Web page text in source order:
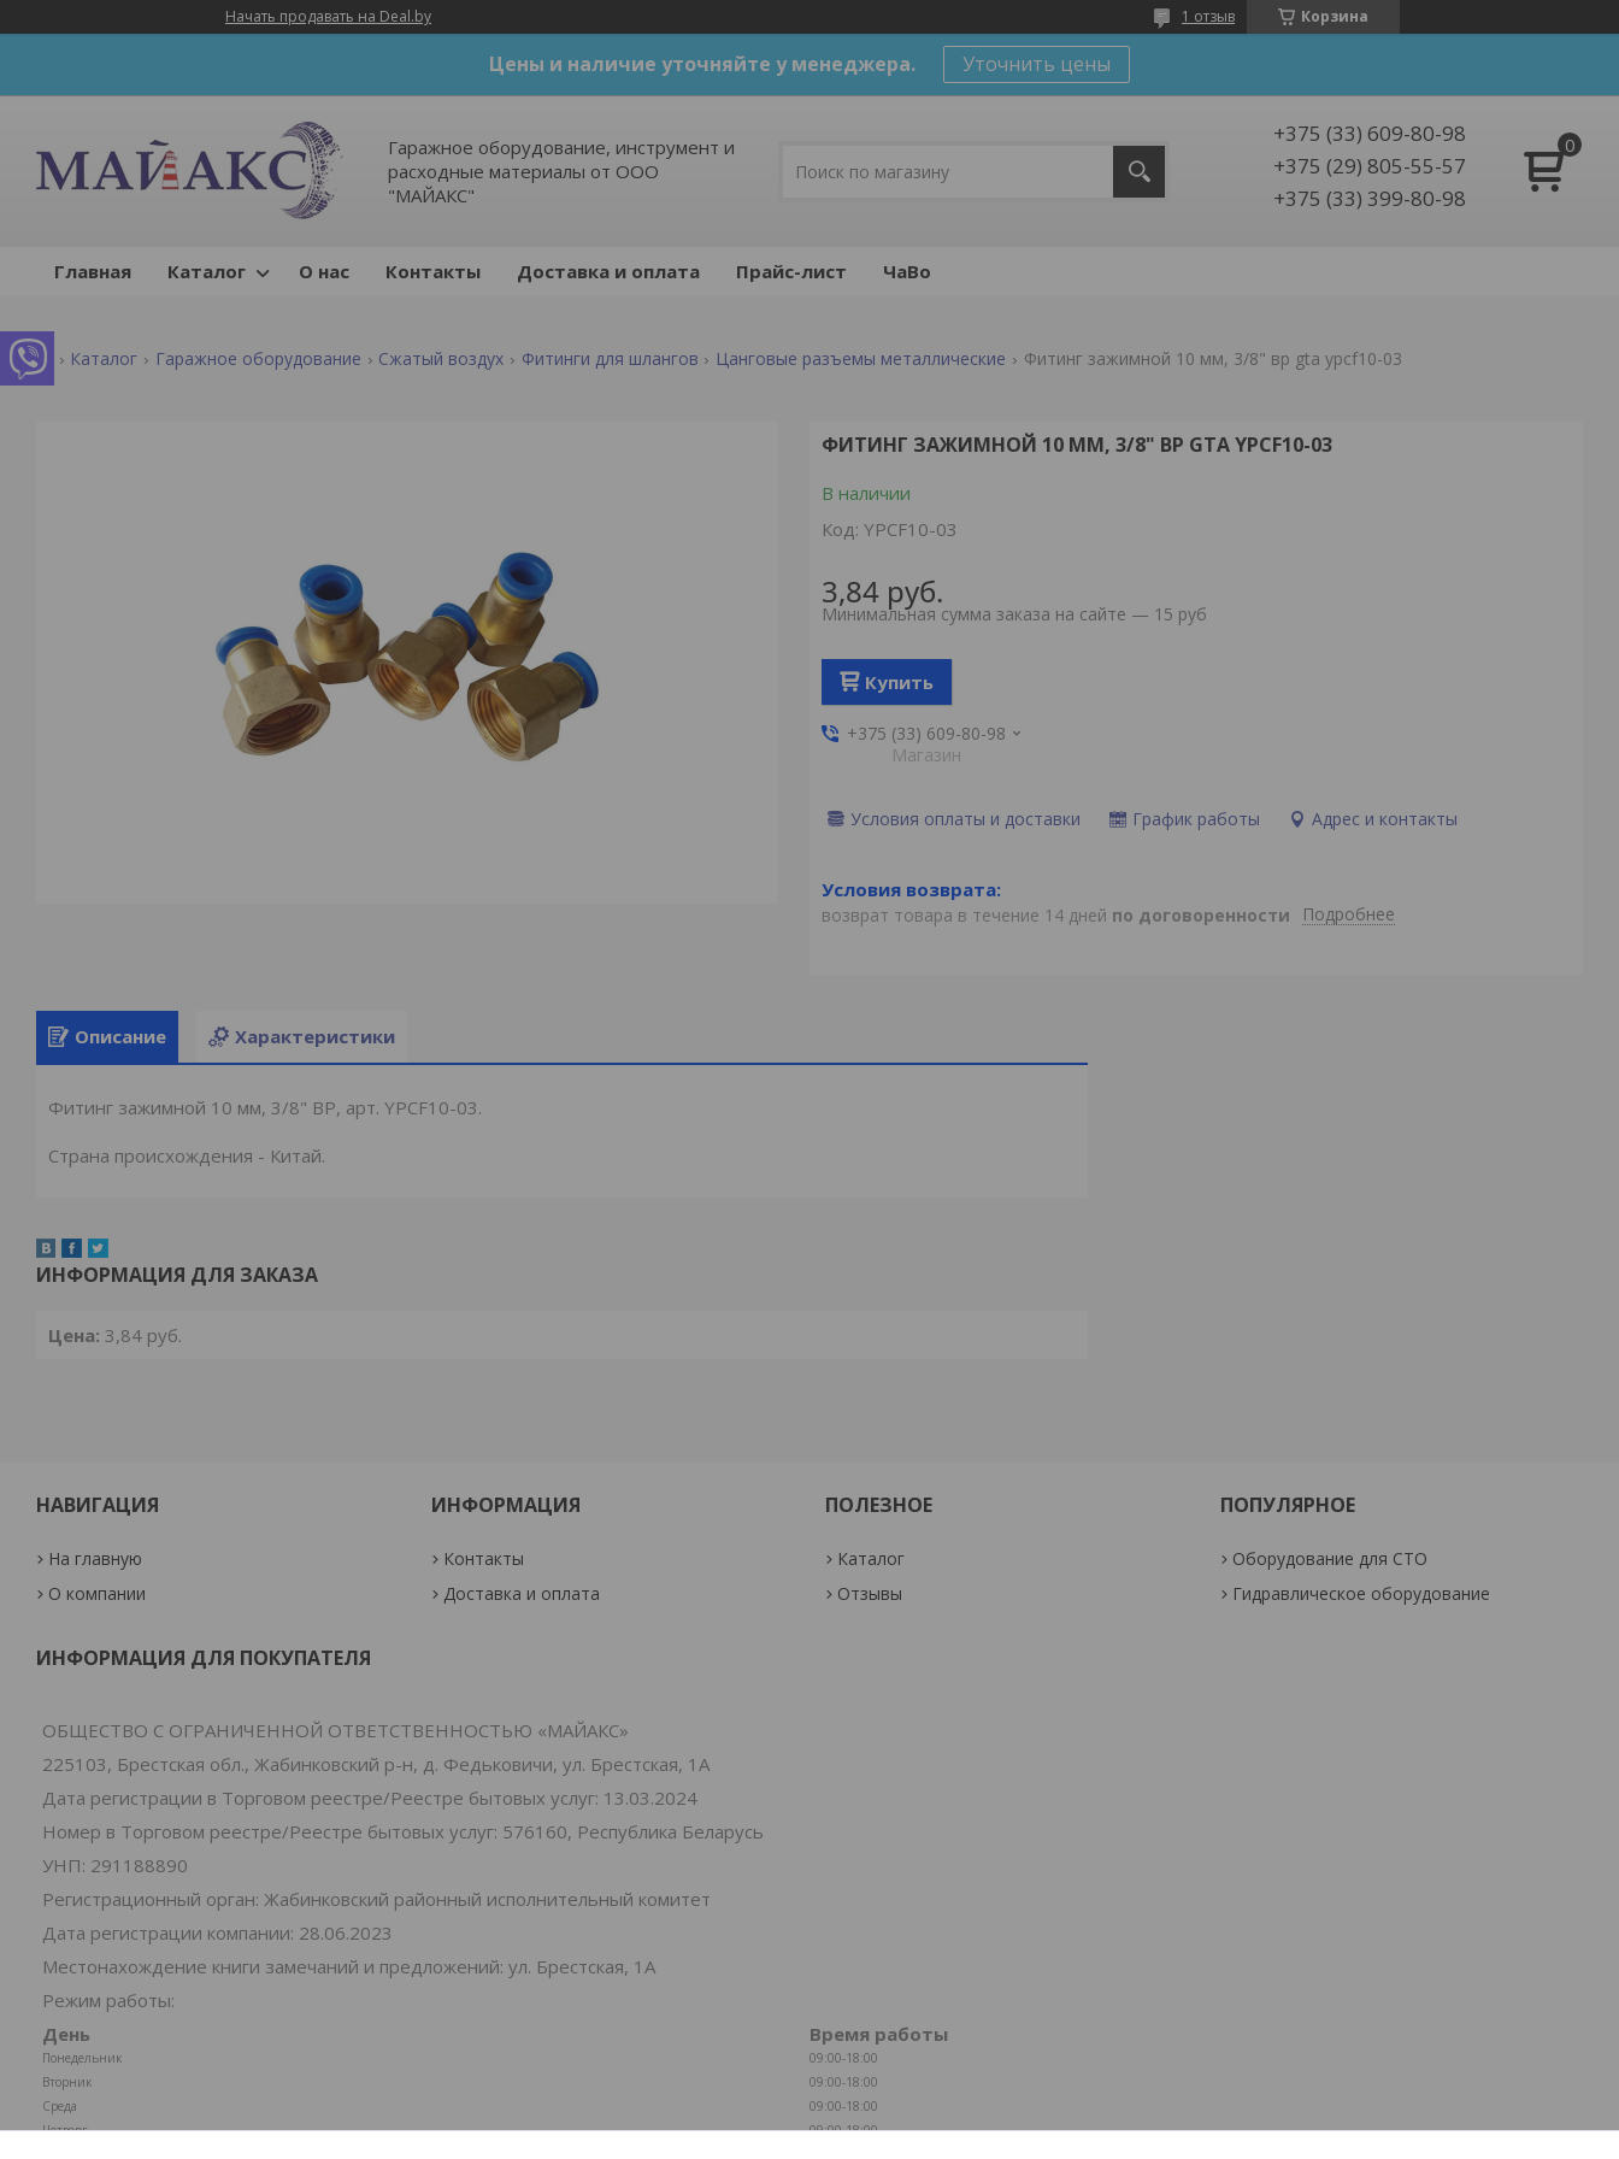
Начать продавать на Deal.by Корзина
1 отзыв
Цены и наличие уточняйте у менеджера. Уточнить цены
Гаражное оборудование, инструмент и
расходные материалы от ООО
"МАЙАКС"
+375 (33) 609-80-98
+375 (29) 805-55-57
+375 (33) 399-80-98
Главная Каталог О нас Контакты Доставка и оплата Прайс-лист ЧаВо
Каталог Гаражное оборудование Сжатый воздух Фитинги для шлангов Цанговые разъемы металлические Фитинг зажимной 10 мм, 3/8" вр gta ypcf10-03
ФИТИНГ ЗАЖИМНОЙ 10 ММ, 3/8" ВР GTA YPCF10-03
В наличии
Код: YPCF10-03
3,84 руб.
Минимальная сумма заказа на сайте — 15 руб
Купить
+375 (33) 609-80-98
Магазин
Условия оплаты и доставки График работы Адрес и контакты
возврат товара в течение 14 дней по договоренности Подробнее
Описание Характеристики
Фитинг зажимной 10 мм, 3/8" ВР, арт. YPCF10-03.
Страна происхождения - Китай.
ИНФОРМАЦИЯ ДЛЯ ЗАКАЗА
Цена: 3,84 руб.
НАВИГАЦИЯ
На главную
О компании
ИНФОРМАЦИЯ
Контакты
Доставка и оплата
ПОЛЕЗНОЕ
Каталог
Отзывы
ПОПУЛЯРНОЕ
Оборудование для СТО
Гидравлическое оборудование
ИНФОРМАЦИЯ ДЛЯ ПОКУПАТЕЛЯ
ОБЩЕСТВО С ОГРАНИЧЕННОЙ ОТВЕТСТВЕННОСТЬЮ «МАЙАКС»
225103, Брестская обл., Жабинковский р-н, д. Федьковичи, ул. Брестская, 1А
Дата регистрации в Торговом реестре/Реестре бытовых услуг: 13.03.2024
Номер в Торговом реестре/Реестре бытовых услуг: 576160, Республика Беларусь
УНП: 291188890
Регистрационный орган: Жабинковский районный исполнительный комитет
Дата регистрации компании: 28.06.2023
Местонахождение книги замечаний и предложений: ул. Брестская, 1А
Режим работы:
День
Время работы
Понедельник
09:00-18:00
Вторник
09:00-18:00
Среда
09:00-18:00
Четверг
09:00-18:00